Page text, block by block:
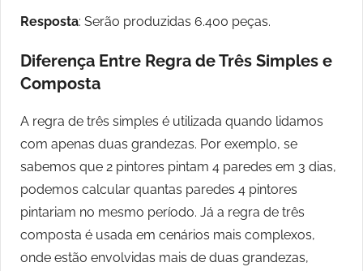
Resposta: Serão produzidas 6.400 peças.
Diferença Entre Regra de Três Simples e
Composta
A regra de três simples é utilizada quando lidamos
com apenas duas grandezas. Por exemplo, se
sabemos que 2 pintores pintam 4 paredes em 3 dias,
podemos calcular quantas paredes 4 pintores
pintariam no mesmo período. Já a regra de três
composta é usada em cenários mais complexos,
onde estão envolvidas mais de duas grandezas,